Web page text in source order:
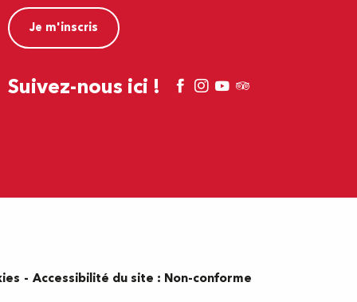
Je m'inscris
Suivez-nous ici !
Accessibilité du site : Non-conforme